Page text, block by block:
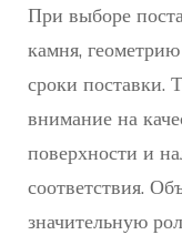
При выборе
камня,
сроки поставки.
внимание на
поверхности и
соответствия.
значительную